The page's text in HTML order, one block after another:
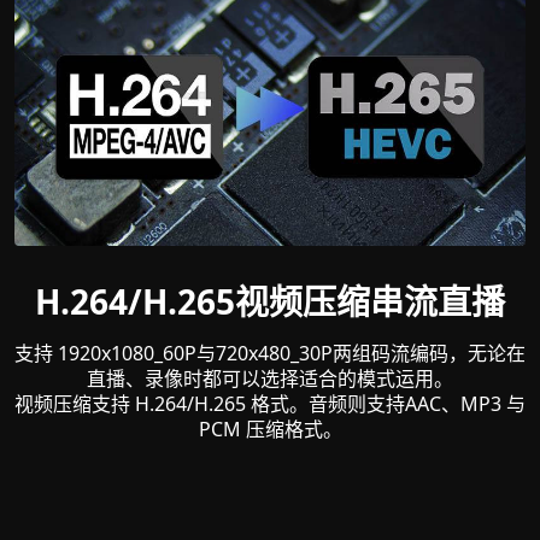
H.264/H.265视频压缩串流直播
支持 1920x1080_60P与720x480_30P两组码流编码，无论在
直播、录像时都可以选择适合的模式运用。
视频压缩支持 H.264/H.265 格式。音频则支持AAC、MP3 与
PCM 压缩格式。